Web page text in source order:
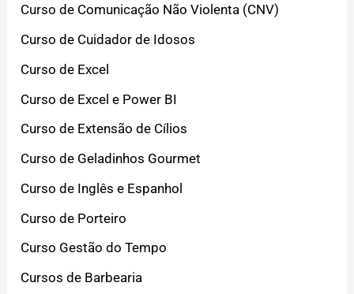
Curso de Comunicação Não Violenta (CNV)
Curso de Cuidador de Idosos
Curso de Excel
Curso de Excel e Power BI
Curso de Extensão de Cílios
Curso de Geladinhos Gourmet
Curso de Inglês e Espanhol
Curso de Porteiro
Curso Gestão do Tempo
Cursos de Barbearia